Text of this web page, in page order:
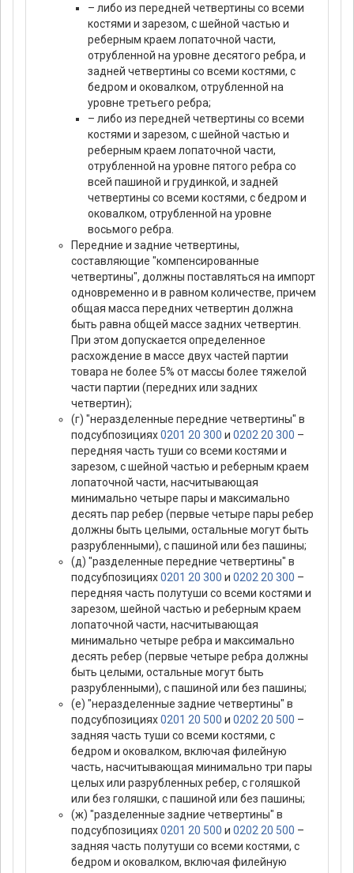
– либо из передней четвертины со всеми
костями и зарезом, с шейной частью и
реберным краем лопаточной части,
отрубленной на уровне десятого ребра, и
задней четвертины со всеми костями, с
бедром и оковалком, отрубленной на
уровне третьего ребра;
– либо из передней четвертины со всеми
костями и зарезом, с шейной частью и
реберным краем лопаточной части,
отрубленной на уровне пятого ребра со
всей пашиной и грудинкой, и задней
четвертины со всеми костями, с бедром и
оковалком, отрубленной на уровне
восьмого ребра.
Передние и задние четвертины,
составляющие "компенсированные
четвертины", должны поставляться на импорт
одновременно и в равном количестве, причем
общая масса передних четвертин должна
быть равна общей массе задних четвертин.
При этом допускается определенное
расхождение в массе двух частей партии
товара не более 5% от массы более тяжелой
части партии (передних или задних
четвертин);
(г) "неразделенные передние четвертины" в
подсубпозициях0201 20 300 и 0202 20 300 –
передняя часть туши со всеми костями и
зарезом, с шейной частью и реберным краем
лопаточной части, насчитывающая
минимально четыре пары и максимально
десять пар ребер (первые четыре пары ребер
должны быть целыми, остальные могут быть
разрубленными), с пашиной или без пашины;
(д) "разделенные передние четвертины" в
подсубпозициях0201 20 300 и 0202 20 300 –
передняя часть полутуши со всеми костями и
зарезом, шейной частью и реберным краем
лопаточной части, насчитывающая
минимально четыре ребра и максимально
десять ребер (первые четыре ребра должны
быть целыми, остальные могут быть
разрубленными), с пашиной или без пашины;
(е) "неразделенные задние четвертины" в
подсубпозициях0201 20 500 и 0202 20 500 –
задняя часть туши со всеми костями, с
бедром и оковалком, включая филейную
часть, насчитывающая минимально три пары
целых или разрубленных ребер, с голяшкой
или без голяшки, с пашиной или без пашины;
(ж) "разделенные задние четвертины" в
подсубпозициях0201 20 500 и 0202 20 500 –
задняя часть полутуши со всеми костями, с
бедром и оковалком, включая филейную